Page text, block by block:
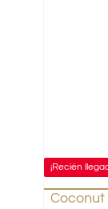
¡Recién
Coconut